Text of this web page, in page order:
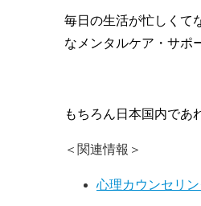
毎日の生活が忙しくて
なメンタルケア・サポ
もちろん日本国内であ
＜関連情報＞
心理カウンセリン